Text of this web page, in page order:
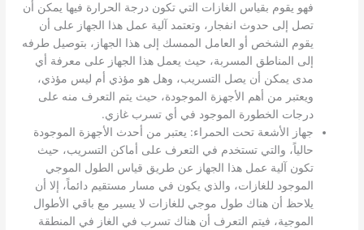
فهو يقوم بقياس الغازات التي تكون درجة الحرارة فيها يمكن أن
تصل إلى حدوث انفجار، وتعتمد آلية عمل هذا الجهاز على أن
يقوم الشخص أو العامل الممسك إلى هذا الجهاز، بتوصيل طرفه
إلى المناطق المسربة، حيث يعمل هذا الجهاز على معرفة أي
مدى يمكن أن يصل التسريب، وهل هو مؤذي أم ليس مؤذي،
ويعتبر من أهم الأجهزة الموجودة، حيث يتم التعرف منه على
درجات الخطورة الموجود في أي تسرب غازي.
جهاز الأشعة تحت الحمراء: يعتبر من أحدث الأجهزة الموجودة
حالياً، والتي تستخدم في التعرف على أماكن التسريب، حيث
تكون آلية عمل هذا الجهاز عن طريق قياس الطول الموجي
الموجود للغازات، والذي يكون في مسار مستقيم دائماً، إلا أن
يلاحظ أن هناك طول موجي للغازات لا يسير مع باقي الأطوال
الموجية، فيتم التعرف أن هناك تسرب في الغاز في المنطقة